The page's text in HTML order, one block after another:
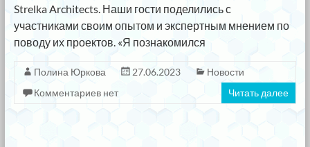
Strelka Architects. Наши гости поделились с
участниками своим опытом и экспертным мнением по
поводу их проектов. «Я познакомился
Полина Юркова 27.06.2023
Новости
Комментариев нет
Читать далее